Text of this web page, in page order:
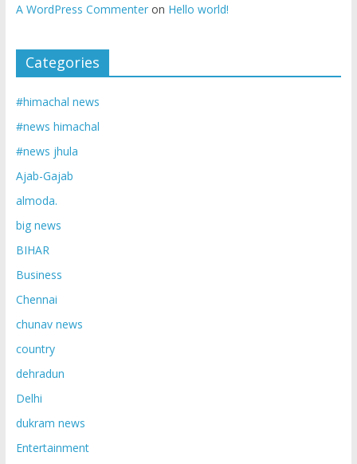
A WordPress Commenteron Hello world!
Categories
#himachal news
#news himachal
#news jhula
Ajab-Gajab
almoda.
big news
BIHAR
Business
Chennai
chunav news
country
dehradun
Delhi
dukram news
Entertainment